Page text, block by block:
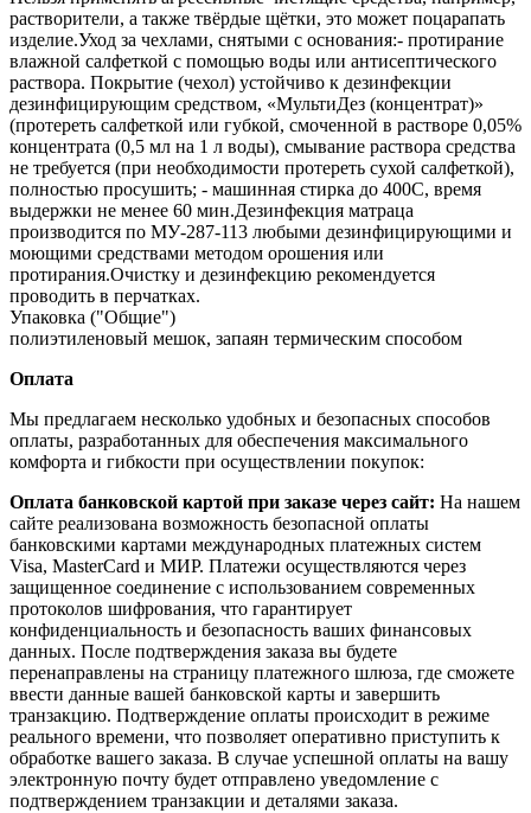
растворители, а также твёрдые щётки, это может поцарапать
изделие.Уход за чехлами, снятыми с основания:- протирание
влажной салфеткой с помощью воды или антисептического
раствора. Покрытие (чехол) устойчиво к дезинфекции
дезинфицирующим средством, «МультиДез (концентрат)»
(протереть салфеткой или губкой, смоченной в растворе 0,05%
концентрата (0,5 мл на 1 л воды), смывание раствора средства
не требуется (при необходимости протереть сухой салфеткой),
полностью просушить; - машинная стирка до 400С, время
выдержки не менее 60 мин.Дезинфекция матраца
производится по МУ‐287‐113 любыми дезинфицирующими и
моющими средствами методом орошения или
протирания.Очистку и дезинфекцию рекомендуется
проводить в перчатках.
Упаковка ("Общие")
полиэтиленовый мешок, запаян термическим способом
Оплата
Мы предлагаем несколько удобных и безопасных способов
оплаты, разработанных для обеспечения максимального
комфорта и гибкости при осуществлении покупок:
Оплата банковской картой при заказе через сайт: На нашем
сайте реализована возможность безопасной оплаты
банковскими картами международных платежных систем
Visa, MasterCard и МИР. Платежи осуществляются через
защищенное соединение с использованием современных
протоколов шифрования, что гарантирует
конфиденциальность и безопасность ваших финансовых
данных. После подтверждения заказа вы будете
перенаправлены на страницу платежного шлюза, где сможете
ввести данные вашей банковской карты и завершить
транзакцию. Подтверждение оплаты происходит в режиме
реального времени, что позволяет оперативно приступить к
обработке вашего заказа. В случае успешной оплаты на вашу
электронную почту будет отправлено уведомление с
подтверждением транзакции и деталями заказа.